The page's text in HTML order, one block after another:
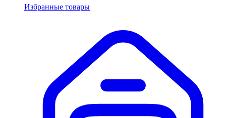
Избранные товары